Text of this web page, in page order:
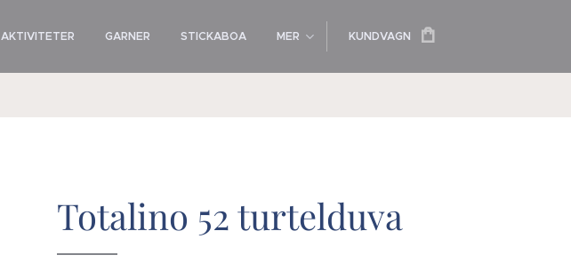
AKTIVITETER GARNER STICKABOA MER KUNDVAGN
Totalino 52 turtelduva